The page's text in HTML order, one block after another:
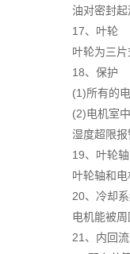
油对密封
17、叶轮
叶轮为三
18、保护
(1)所有的
(2)电机室
湿度超限
19、叶轮轴
叶轮轴和
20、冷却
电机能被
21、内回